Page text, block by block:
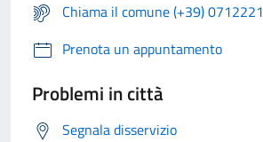
Chiama il comune (+39) 0712221
Prenota un appuntamento
Problemi in città
Segnala disservizio